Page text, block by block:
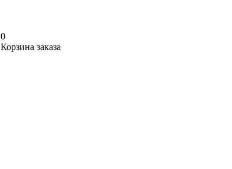
0
Корзина заказа